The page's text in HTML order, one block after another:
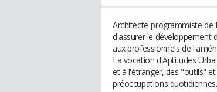
Architecte-programmiste de
d'assurer le développement
aux professionnels de
La vocation d'Aptitudes
et à l'étranger, des "outils"
préoccupations quotidiennes.